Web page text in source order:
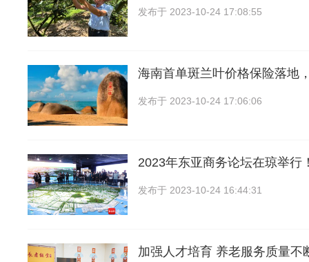
发布于 2023-10-24 17:08:55
海南首单斑兰叶价格保险落地
发布于 2023-10-24 17:06:06
2023年东亚商务论坛在琼举行
发布于 2023-10-24 16:44:31
加强人才培育 养老服务质量不